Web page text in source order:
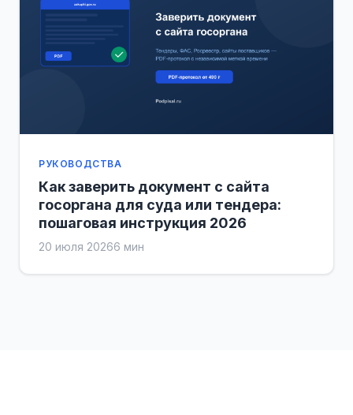
РУКОВОДСТВА
Как заверить документ с сайта
госоргана для суда или тендера:
пошаговая инструкция 2026
20 июля 20266 мин